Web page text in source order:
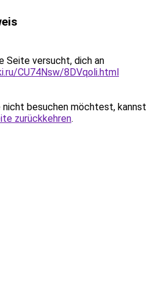
Seite versucht, dich an
CU74Nsw/8DVqoli.html
nicht besuchen möchtest, kannst
zurückkehren.